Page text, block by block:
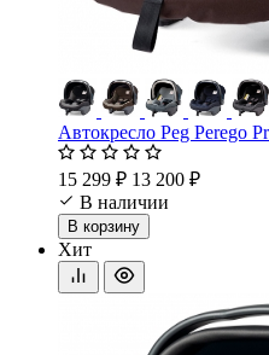
Автокресло Peg Perego
15 299 ₽ 13 200 ₽
В наличии
В корзину
Хит